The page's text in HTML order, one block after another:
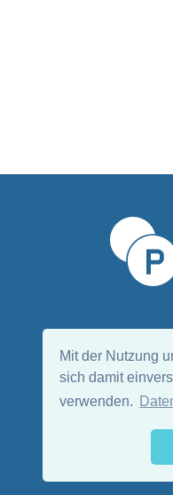
Mit der Nutzung
sich damit
verwenden.